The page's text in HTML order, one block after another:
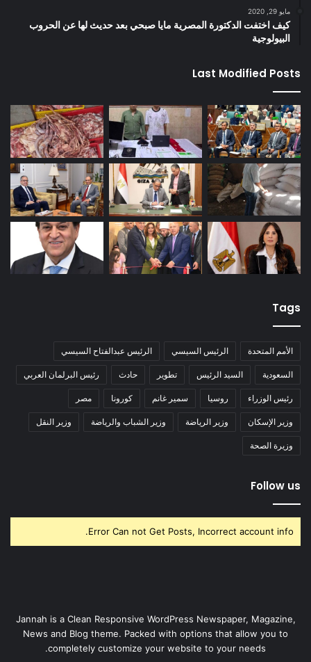
مايو 29, 2020
كيف اختفت الدكتورة المصرية مايا صبحي بعد حديث لها عن الحروب
البيولوجية
Last Modified Posts
Tags
الأمم المتحدة الرئيس السيسي الرئيس عبدالفتاح السيسي
السعودية السيد الرئيس تطوير حادث رئيس البرلمان العربي
رئيس الوزراء روسيا سمير غانم كورونا مصر
وزير الإسكان وزير الرياضة وزير الشباب والرياضة وزير النقل
وزيرة الصحة
Follow us
Error Can not Get Posts, Incorrect account info.
Jannah is a Clean Responsive WordPress Newspaper, Magazine,
News and Blog theme. Packed with options that allow you to
completely customize your website to your needs.